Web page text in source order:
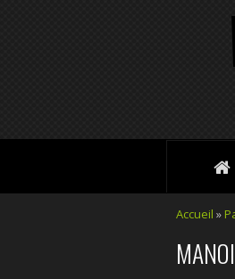
Accueil »